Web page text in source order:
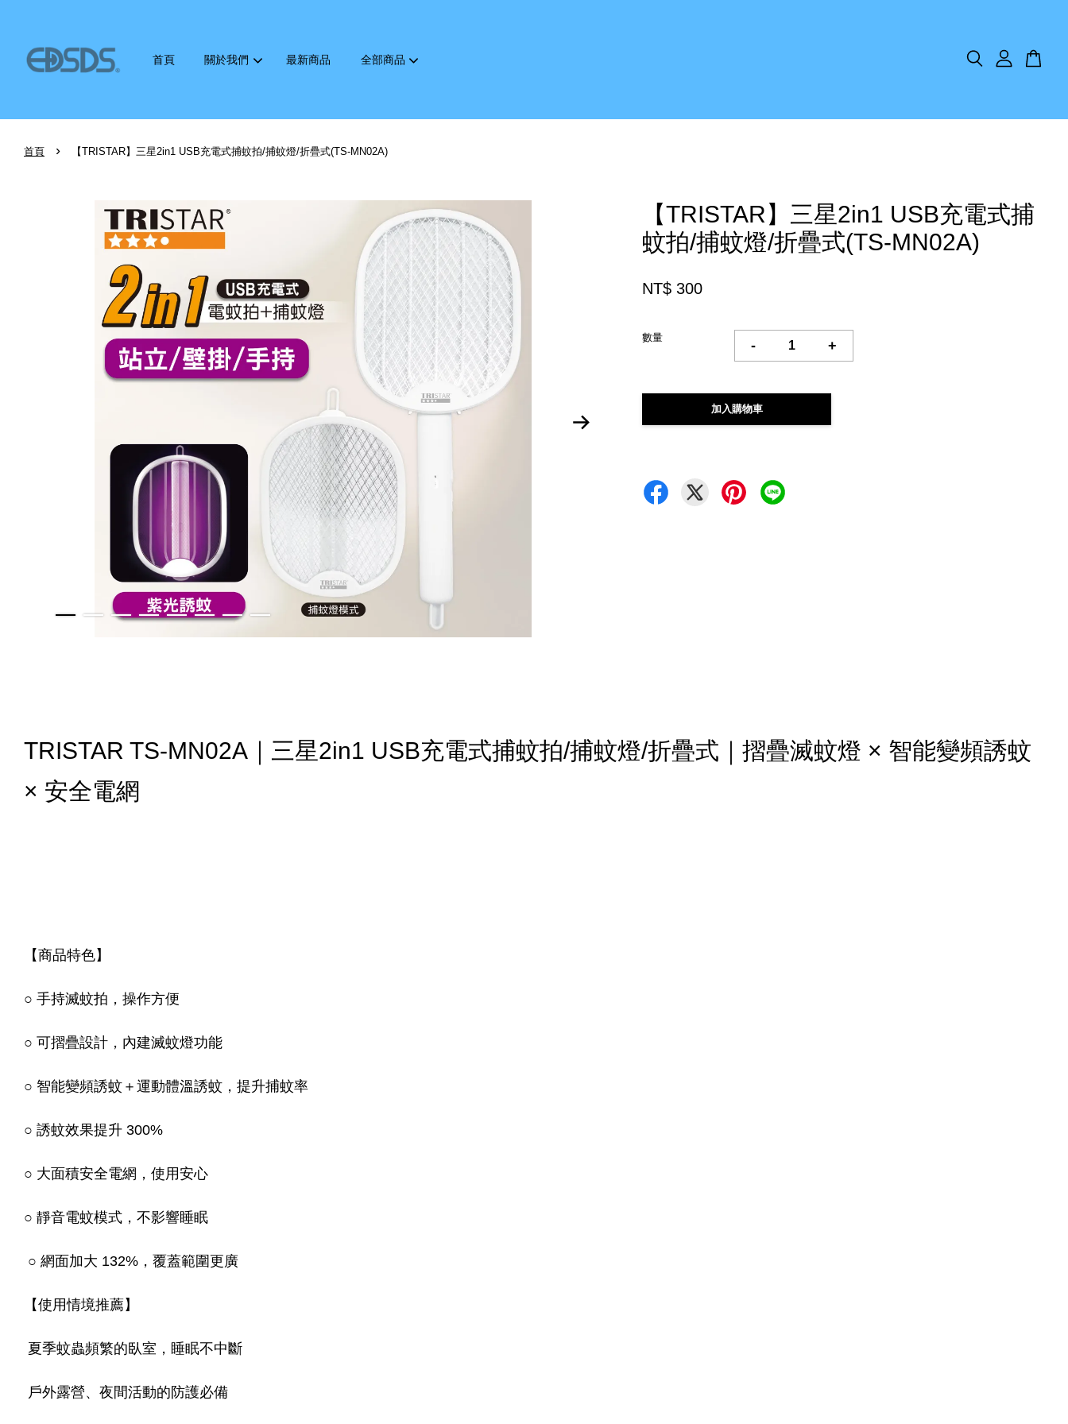
首頁 關於我們 最新商品 全部商品
首頁 › 【TRISTAR】三星2in1 USB充電式捕蚊拍/捕蚊燈/折疊式(TS-MN02A)
【TRISTAR】三星2in1 USB充電式捕
蚊拍/捕蚊燈/折疊式(TS-MN02A)
NT$ 300
數量
- +
加入購物車
TRISTAR TS-MN02A｜三星2in1 USB充電式捕蚊拍/捕蚊燈/折疊式｜摺疊滅蚊燈 × 智能變頻誘蚊
× 安全電網
【商品特色】
○ 手持滅蚊拍，操作方便
○ 可摺疊設計，內建滅蚊燈功能
○ 智能變頻誘蚊＋運動體溫誘蚊，提升捕蚊率
○ 誘蚊效果提升 300%
○ 大面積安全電網，使用安心
○ 靜音電蚊模式，不影響睡眠
○ 網面加大 132%，覆蓋範圍更廣
【使用情境推薦】
夏季蚊蟲頻繁的臥室，睡眠不中斷
戶外露營、夜間活動的防護必備